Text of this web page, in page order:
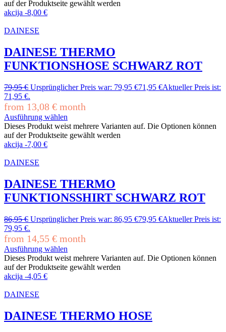
auf der Produktseite gewählt werden
akcija -8,00 €
DAINESE
DAINESE THERMO
FUNKTIONSHOSE SCHWARZ ROT
79,95€ Ursprünglicher Preis war: 79,95 €71,95 €Aktueller Preis ist:
71,95 €.
from 13,08 € month
Ausführung wählen
Dieses Produkt weist mehrere Varianten auf. Die Optionen können
auf der Produktseite gewählt werden
akcija -7,00 €
DAINESE
DAINESE THERMO
FUNKTIONSSHIRT SCHWARZ ROT
86,95€ Ursprünglicher Preis war: 86,95 €79,95 €Aktueller Preis ist:
79,95 €.
from 14,55 € month
Ausführung wählen
Dieses Produkt weist mehrere Varianten auf. Die Optionen können
auf der Produktseite gewählt werden
akcija -4,05 €
DAINESE
DAINESE THERMO HOSE